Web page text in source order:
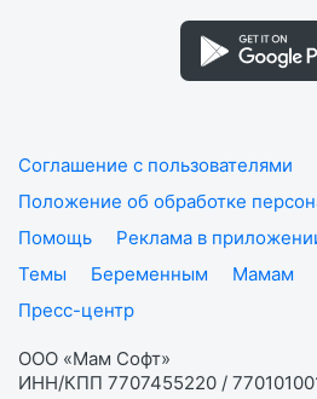
Соглашение с пользователями
Положение об обработке
Помощь
Реклама в
Темы
Беременным Мамам
Пресс-центр
ООО «Мам Софт»
ИНН/КПП 7707455220 /